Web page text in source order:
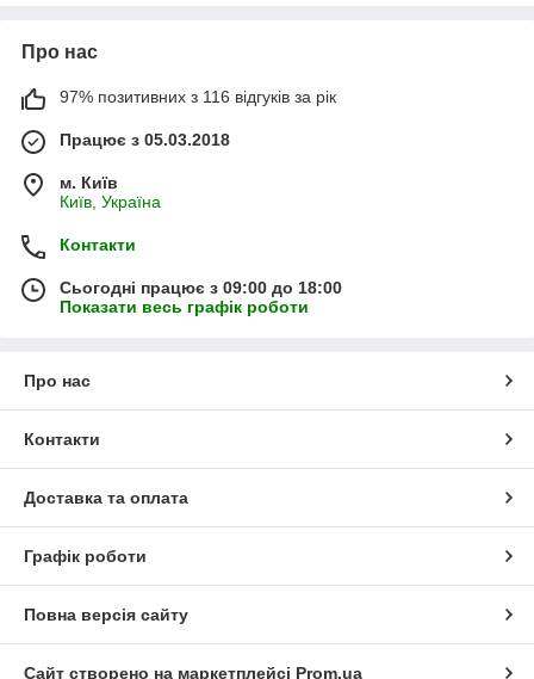
Про нас
97% позитивних з 116 відгуків за рік
Працює з 05.03.2018
м. Київ
Київ, Україна
Контакти
Сьогодні працює з 09:00 до 18:00
Показати весь графік роботи
Про нас
Контакти
Доставка та оплата
Графік роботи
Повна версія сайту
Сайт створено на маркетплейсі Prom.ua